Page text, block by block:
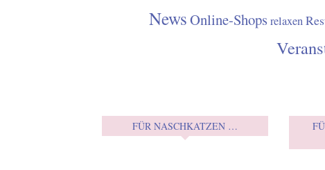
NewsOnline-Shops relaxen
FÜR NASCHKATZEN …